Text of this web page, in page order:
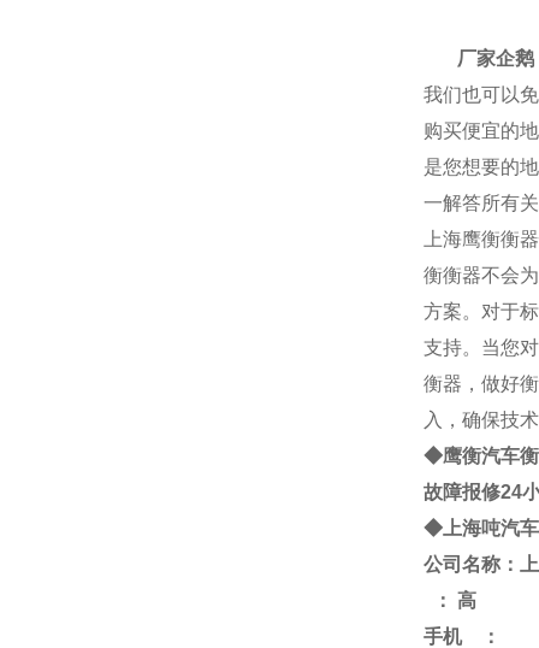
厂家企鹅
我们也可以
购买便宜的
是您想要的
一解答所有
上海鹰衡衡
衡衡器不会
方案。对于
支持。当您
衡器，做好
入，确保技
◆鹰衡汽车衡
故障报修24
◆上海吨汽
公司名称：
： 高
手机
：